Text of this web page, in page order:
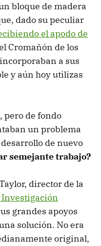
bloque de madera
dado su peculiar
el apodo de
Cromañón de los
a sus
y aún hoy utilizas
pero de fondo
un problema
de nuevo
semejante trabajo?
director de la
Investigación
grandes apoyos
solución. No era
original,